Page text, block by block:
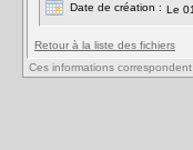
Date de création : Le
Retour à la liste des fichiers
Ces informations